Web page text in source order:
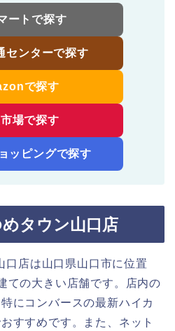
ートで探す
センターで探す
で探す
場で探す
ッピングで探す
タウン山口店
店は山口県山口市に位置
ての大きい店舗です。店内の
にコンバースの最新ハイカ
すすめです。また、ネット